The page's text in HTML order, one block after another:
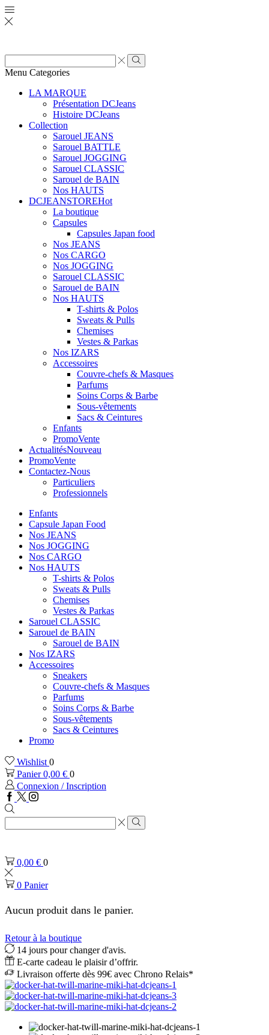
Zone
de
Rechercher
Menu Categories
LA MARQUE
Présentation DCJeans
Histoire DCJeans
Collection
Sarouel JEANS
Sarouel BATTLE
Sarouel JOGGING
Sarouel CLASSIC
Sarouel de BAIN
Nos HAUTS
DCJEANSTOREHot
La boutique
Capsules
Capsules Japan food
Nos JEANS
Nos CARGO
Nos JOGGING
Sarouel CLASSIC
Sarouel de BAIN
Nos HAUTS
T-shirts & Polos
Sweats & Pulls
Chemises
Vestes & Parkas
Nos IZARS
Accessoires
Couvre-chefs & Masques
Parfums
Soins Corps & Barbe
Sous-vêtements
Sacs & Ceintures
Enfants
PromoVente
ActualitésNouveau
PromoVente
Contactez-Nous
Particuliers
Professionnels
Enfants
Capsule Japan Food
Nos JEANS
Nos JOGGING
Nos CARGO
Nos HAUTS
T-shirts & Polos
Sweats & Pulls
Chemises
Vestes & Parkas
Sarouel CLASSIC
Sarouel de BAIN
Sarouel de BAIN
Nos IZARS
Accessoires
Sneakers
Couvre-chefs & Masques
Parfums
Soins Corps & Barbe
Sous-vêtements
Sacs & Ceintures
Promo
Wishlist 0
Panier0,00 € 0
Connexion / Inscription
Facebook
TwitterInstagram
Zone
de
recherche
Rechercher
0,00 € 0
0 Panier
Aucun produit dans le panier.
Retour à la boutique
14 jours pour changer d'avis.
E-carte cadeau le plaisir d’offrir.
Livraison offerte dès 99€ avec Chrono Relais*